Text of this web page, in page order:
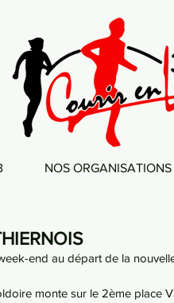
NOS ORGANISATIONS
end au départ de la
monte sur le 2ème place